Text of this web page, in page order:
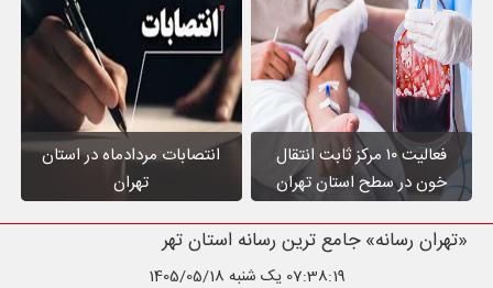
فعالیت ۱۰ مرکز ثابت انتقال
خون در سطح استان تهران
انتصابات مردادماه در استان
تهران
«تهران رسانه» جامع ترین رسانه استان تهران
07:38:20 یک شنبه 1405/05/18